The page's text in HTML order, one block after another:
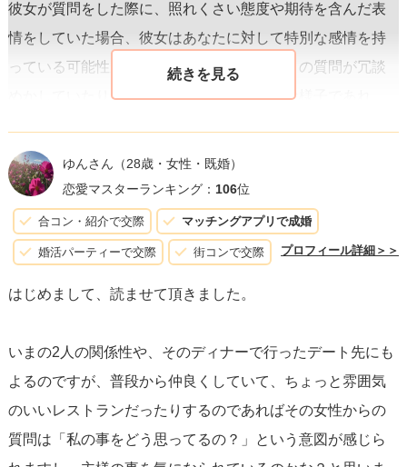
彼女が質問をした際に、照れくさい態度や期待を含んだ表
情をしていた場合、彼女はあなたに対して特別な感情を持
っている可能性が高いでしょう。一方で、この質問が冗談
めかしていたり、彼女が困惑しているような様子であれ
次に進むためには、
あなたもまた、自分の感情や期待をは
っきりと伝えることが重要です。実際にデートとしての意
図があるなら、「はい、僕にとってはデートです」と答
え、その上で彼女の感想を聞くことで、さらなるコミュニ
ケーションが取れます。もし彼女が喜んでその考えに乗っ
う。
もしこの食事会がただの友達同士のものだったとしても、
あなたの気持ちをオープンにし、今後を見据えた関係を築
ゆんさん （28歳・女性・既婚）
恋愛マスターランキング： 106位
合コン・紹介で交際 マッチングアプリで成婚
婚活パーティーで交際 街コンで交際 プロフィール詳細＞＞
はじめまして、読ませて頂きました。
いまの2人の関係性や、そのディナーで行ったデート先にも
よるのですが、普段から仲良くしていて、ちょっと雰囲気
のいいレストランだったりするのであればその女性からの
質問は「私の事をどう思ってるの？」という意図が感じら